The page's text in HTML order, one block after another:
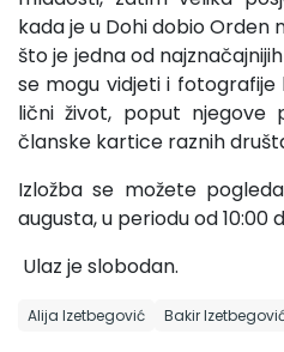
kada je u Dohi dobio Orden
što je jedna od
se mogu vidjeti i
lični život, poput njegove
članske kartice raznih
Izložba se možete
augusta, u periodu od 10:00
Ulaz je slobodan.
Alija Izetbegović Bakir